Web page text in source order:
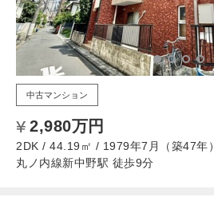
中古マンション
2,980万円
2DK / 44.19㎡ / 1979年7月（築47年）
丸ノ内線新中野駅 徒歩9分